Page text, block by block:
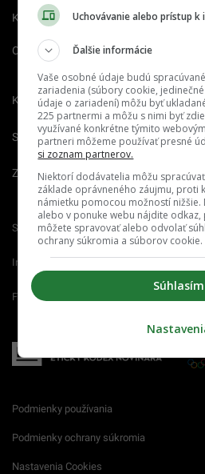
Kontakt Inzercia
O nás Redakcia
Kariéra
Spravovať notifikácie
Zrušiť predplatné
Startitup.sk Fontech.sk
Interez.sk Emefka.sk
Femm.sk
Podmienky používania
Podmienky ochrany súkromia
Nastavenia Cookies
Uchovávanie alebo prístup
Ďalšie informácie
Vaše osobné údaje budú
zariadenia (súbory cookie,
údaje o zariadení) môžu byť
225 partnermi a môžu s nimi byť
využívané konkrétne týmito
partneri môžeme používať presné
si zoznam partnerov.
Niektorí dodávatelia môžu
základe oprávneného záujmu, proti
námietku pomocou možností nižšie.
alebo v ponuke webu nájdite
môžete spravovať alebo odvolať
ochrany súkromia a súborov cookie.
Súhlasím